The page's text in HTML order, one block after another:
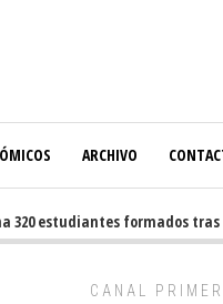
ARCHIVO
estudiantes formados tras
CANAL